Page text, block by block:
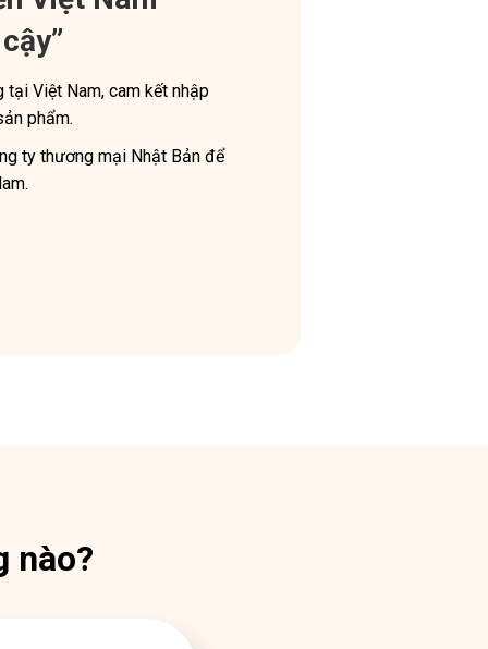
Việt Nam, cam kết nhập
phẩm.
ty thương mại Nhật Bản để
nào?